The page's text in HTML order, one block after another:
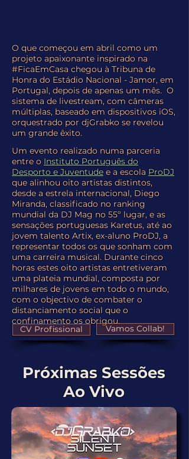
O que começou em abril como um
projeto apaixonante inspirado na
#FicaEmCasa chegou à Tribuna de
Honra do Estádio Nacional - Jamor, em
Portugal, depois de apenas um mês. O
sistema de livestream, com câmeras
múltiplas, baseado em dispositivos iOS,
orquestrado por djGrabko se revelou
um grande êxito.
Um evento realizado numa parceria
entre o Instituto Português do
Desporto e Juventudee a escola ProDJ
que alinhou oito artistas distintos,
desde a estrela internacional, Diego
Miranda, classificado no ranking
mundial da DJ Mag no 55º lugar, e as
sensações portuguesas Karetus, até ao
jovem talento Artix, ex-aluno ProDJ, a
representar todos os que sonham com
uma carreira musical. Durante cinco
horas estes oito artistas entretiveram
uma plateia mundial, composta por
milhares de jovens em todo o mundo,
com o objectivo de combater o
distanciamento social que o
confinamento os obrigou.
CV Profissional Vamos Collab!
Próximas Sessões
Ao Vivo